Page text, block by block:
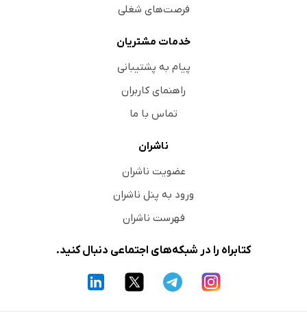
فرصت‌های شغلی
خدمات مشتریان
پیام به پشتیبانی
راهنمای کاربران
تماس با ما
ناشران
عضویت ناشران
ورود به پنل ناشران
فهرست ناشران
کتابراه را در شبکه‌های اجتماعی دنبال کنید.